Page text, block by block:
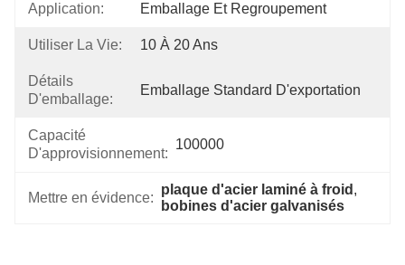
Application: Emballage Et Regroupement
Utiliser La Vie: 10 À 20 Ans
Détails
D'emballage:
Emballage Standard D'exportation
Capacité
D'approvisionnement:
100000
Mettre en évidence:
plaque d'acier laminé à froid ,
bobines d'acier galvanisés